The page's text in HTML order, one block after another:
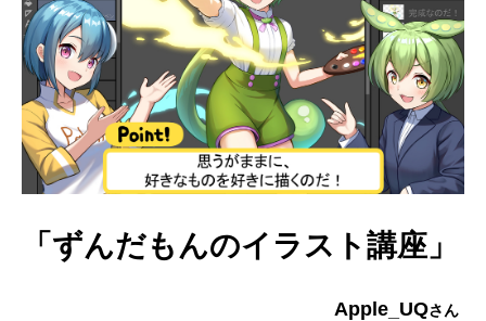
「ずんだもんのイラスト講座」
Apple_UQ